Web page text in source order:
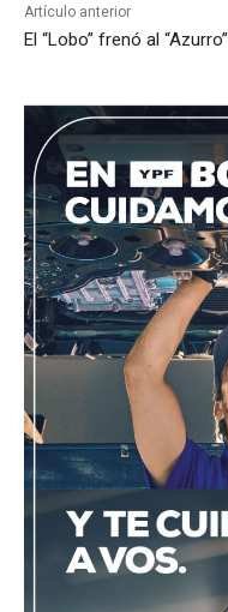
Artículo anterior
El “Lobo” frenó al “Azurro”